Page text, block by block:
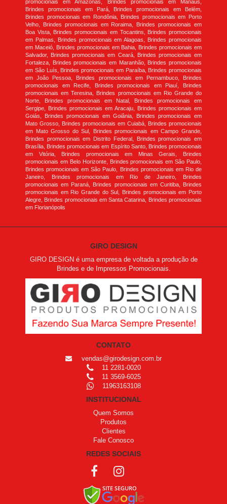
promocionais em Amazonas, Brindes promocionais em Manaus,
Brindes promocionais em Pará, Brindes promocionais em Belém,
Brindes promocionais em Rondônia, Brindes promocionais em Porto
Velho, Brindes promocionais em Roraima, Brindes promocionais em
Boa Vista, Brindes promocionais em Tocantins, Brindes promocionais
em Palmas, Brindes promocionais em Alagoas, Brindes promocionais
em Maceió, Brindes promocionais em Bahia, Brindes promocionais em
Salvador, Brindes promocionais em Ceará, Brindes promocionais em
Fortaleza, Brindes promocionais em Maranhão, Brindes promocionais
em São Luís, Brindes promocionais em Paraíba, Brindes promocionais
em João Pessoa, Brindes promocionais em Pernambuco, Brindes
promocionais em Recife, Brindes promocionais em Piauí, Brindes
promocionais em Teresina, Brindes promocionais em Rio Grande do
Norte, Brindes promocionais em Natal, Brindes promocionais em
Sergipe, Brindes promocionais em Aracaju, Brindes promocionais em
Goiás, Brindes promocionais em Goiânia, Brindes promocionais em
Mato Grosso, Brindes promocionais em Cuiabá, Brindes promocionais
em Mato Grosso do Sul, Brindes promocionais em Campo Grande,
Brindes promocionais em Distrito Federal, Brindes promocionais em
Brasília, Brindes promocionais em Espírito Santo, Brindes promocionais
em Vitória, Brindes promocionais em Minas Gerais, Brindes
promocionais em Belo Horizonte, Brindes promocionais em São Paulo,
Brindes promocionais em São Paulo, Brindes promocionais em Rio de
Janeiro, Brindes promocionais em Rio de Janeiro, Brindes
promocionais em Paraná, Brindes promocionais em Curitiba, Brindes
promocionais em Rio Grande do Sul, Brindes promocionais em Porto
Alegre, Brindes promocionais em Santa Catarina, Brindes promocionais
em Florianópolis
GIRO DESIGN
GIRO DESIGN é uma empresa de voltada a produção de
Brindes e de Impressos Promocionais.
CONTATO
vendas@girodesign.com.br
11 2281-0020
11 3569-6025
11963163108
INSTITUCIONAL
Quem Somos
Produtos
Clientes
Fale Conosco
REDES SOCIAIS